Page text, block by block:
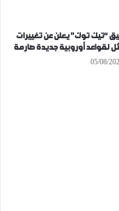
“تيك توك” يعلن عن تغييرات
لقواعد أوروبية جديدة صارمة
05/08/